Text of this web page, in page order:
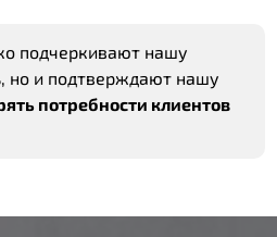
подчеркивают нашу
но и подтверждают нашу
потребности клиентов